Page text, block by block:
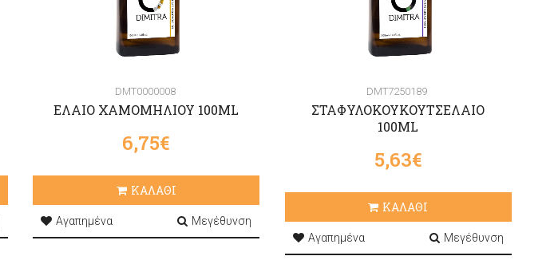
DMT0000008
ΕΛΑΙΟ ΧΑΜΟΜΗΛΙΟΥ 100ML
6,75€
ΚΑΛΑΘΙ
Αγαπημένα Μεγέθυνση
DMT7250189
ΣΤΑΦΥΛΟΚΟΥΚΟΥΤΣΕΛΑΙΟ
100ML
5,63€
ΚΑΛΑΘΙ
Αγαπημένα Μεγέθυνση